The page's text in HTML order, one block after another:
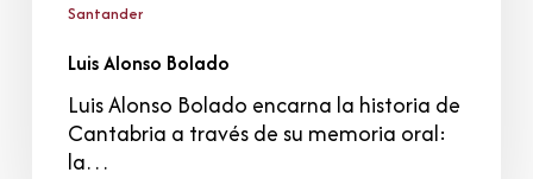
Santander
Luis Alonso Bolado
Luis Alonso Bolado encarna la historia de
Cantabria a través de su memoria oral:
la…